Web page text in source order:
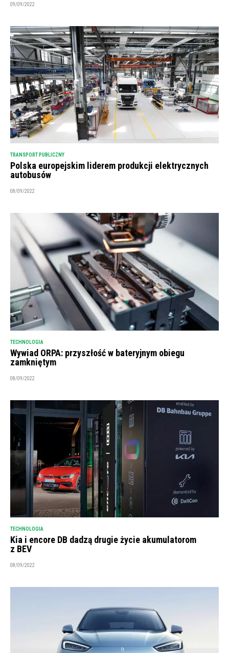
09/09/2022
TRANSPORT PUBLICZNY
Polska europejskim liderem produkcji elektrycznych
autobusów
08/09/2022
TECHNOLOGIA
Wywiad ORPA: przyszłość w bateryjnym obiegu
zamkniętym
08/09/2022
TECHNOLOGIA
Kia i encore DB dadzą drugie życie akumulatorom
z BEV
08/09/2022